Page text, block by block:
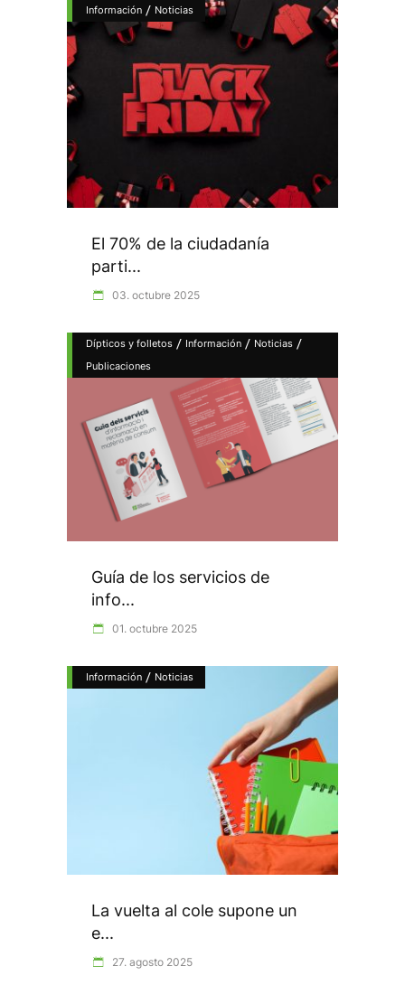
Información / Noticias
El 70% de la ciudadanía
parti...
03. octubre 2025
Dípticos y folletos / Información / Noticias /
Publicaciones
Guía de los servicios de
info...
01. octubre 2025
Información / Noticias
La vuelta al cole supone un
e...
27. agosto 2025